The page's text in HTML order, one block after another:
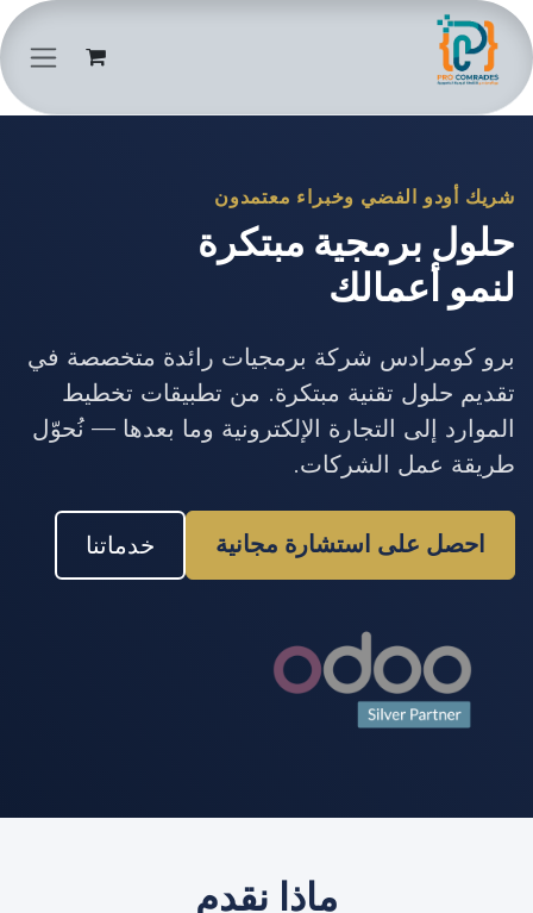
تخطي للذهاب إلى المحتوى
شريك أودو الفضي وخبراء معتمدون
حلول برمجية مبتكرة
لنمو أعمالك
برو كومرادس شركة برمجيات رائدة متخصصة في
تقديم حلول تقنية مبتكرة. من تطبيقات تخطيط
الموارد إلى التجارة الإلكترونية وما بعدها — نُحوّل
طريقة عمل الشركات.
احصل على استشارة مجانية خدماتنا
ماذا نقدم